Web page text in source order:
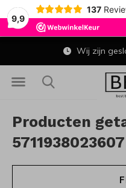
9,9
137
Wij zijn
Producten
5711938023607